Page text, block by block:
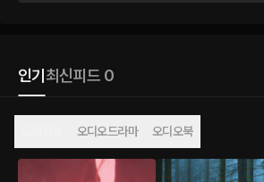
인기 최신피드 0
오디오드라마 오디오북